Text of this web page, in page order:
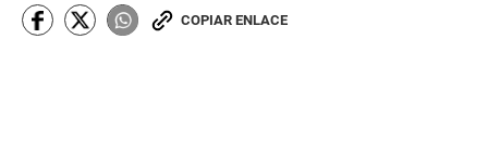
COPIAR ENLACE